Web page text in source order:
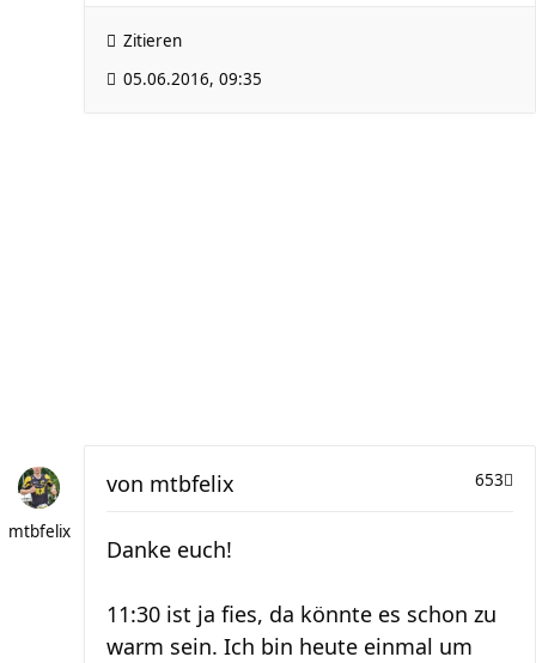
Zitieren
05.06.2016, 09:35
mtbfelix
653
von mtbfelix
Danke euch!
11:30 ist ja fies, da könnte es schon zu
warm sein. Ich bin heute einmal um